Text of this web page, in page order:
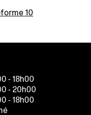
10
- 18h00
- 20h00
- 18h00